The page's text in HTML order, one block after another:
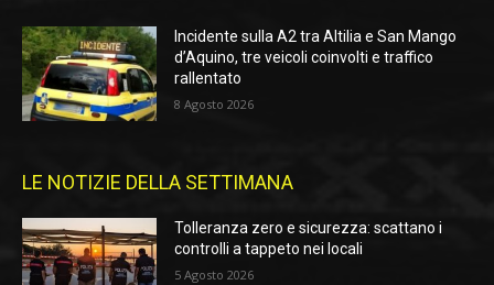
Incidente sulla A2 tra Altilia e San Mango
d’Aquino, tre veicoli coinvolti e traffico
rallentato
8 Agosto 2026
LE NOTIZIE DELLA SETTIMANA
Tolleranza zero e sicurezza: scattano i
controlli a tappeto nei locali
5 Agosto 2026